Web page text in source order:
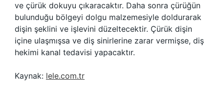
ve çürük dokuyu çıkaracaktır. Daha sonra çürüğün
bulunduğu bölgeyi dolgu malzemesiyle doldurarak
dişin şeklini ve işlevini düzeltecektir. Çürük dişin
içine ulaşmışsa ve diş sinirlerine zarar vermişse, diş
hekimi kanal tedavisi yapacaktır.
Kaynak: lele.com.tr